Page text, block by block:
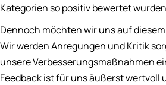
Kategorien so positiv bewertet
Dennoch möchten wir uns auf
Wir werden Anregungen und Kritik
unsere Verbesserungsmaßnahmen
Feedback ist für uns äußerst wertvoll